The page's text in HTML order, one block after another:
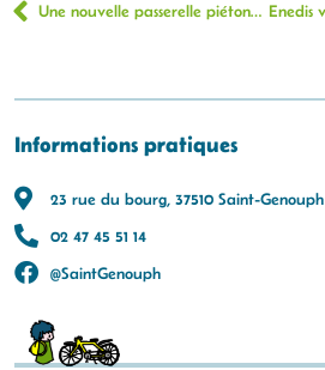
Une nouvelle passerelle piétonne et cyclable entre Tours et Saint-Avertin
Informations pratiques
23 rue du bourg, 37510 Saint-Genouph
02 47 45 51 14
@SaintGenouph